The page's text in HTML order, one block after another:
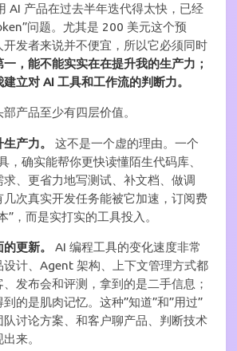
AI 产品在过去半年迭代得太快，已经
问题。尤其是 200 美元这个预
发者来说并不便宜，所以它必须同时
一，能不能实实在在提升我的生产力；
立对 AI 工具和工作流的判断力。
产品至少有四层价值。
产力。
这不是一个虚的理由。一个
，确实能帮你更快读懂陌生代码库、
、更省力地写测试、补文档、做调
次真实开发任务能被它加速，订阅费
”，而是实打实的工具投入。
更新。
AI 编程工具的变化速度非常
设计、Agent 架构、上下文管理方式都
发布会和评测，拿到的是二手信息；
的是肌肉记忆。这种”知道”和”用过”
队讨论方案、和客户聊产品、判断技术
来。